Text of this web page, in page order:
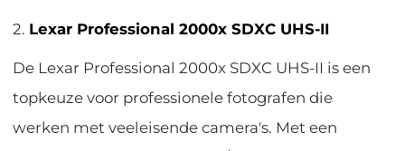
2. Lexar Professional 2000x SDXC UHS-II
De Lexar Professional 2000x SDXC UHS-II is een
topkeuze voor professionele fotografen die
werken met veeleisende camera's. Met een